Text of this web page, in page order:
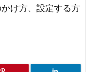
次へ
け方、設定する方